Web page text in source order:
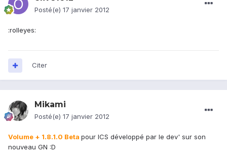
Posté(e) 17 janvier 2012
:rolleyes:
Citer
Mikami
Posté(e) 17 janvier 2012
Volume + 1.8.1.0 Beta pour ICS développé par le dev' sur son
nouveau GN :D